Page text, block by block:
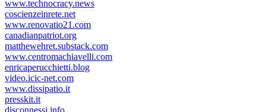
www.technocracy.news
coscienzeinrete.net
www.renovatio21.com
canadianpatriot.org
matthewehret.substack.com
www.centromachiavelli.com
enricaperucchietti.blog
video.icic-net.com
www.dissipatio.it
presskit.it
disconnessi.info